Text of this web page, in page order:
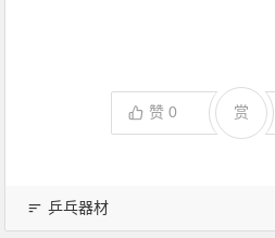
赞0 赏
乒乓器材